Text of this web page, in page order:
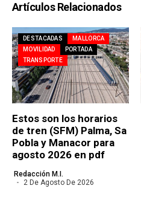
Artículos Relacionados
DESTACADAS
MALLORCA
MOVILIDAD
PORTADA
TRANSPORTE
Estos son los horarios
de tren (SFM) Palma, Sa
Pobla y Manacor para
agosto 2026 en pdf
Redacción M.I.
2 De Agosto De 2026